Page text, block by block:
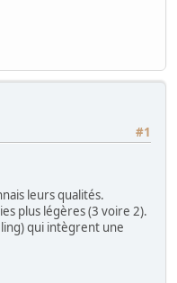
#1
leurs qualités.
plus légères (3 voire 2).
qui intègrent une